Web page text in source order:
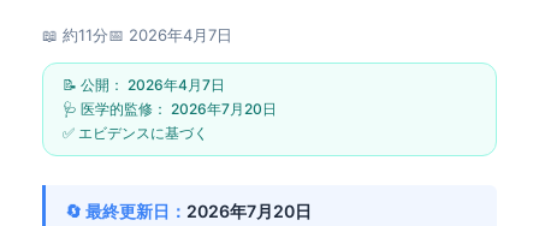
📖 約11分📅 2026年4月7日
📝 公開： 2026年4月7日
🩺 医学的監修： 2026年7月20日
✅ エビデンスに基づく
🔄 最終更新日： 2026年7月20日